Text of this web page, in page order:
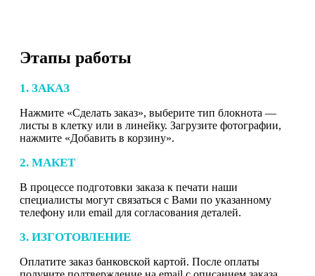
Этапы работы
1. ЗАКАЗ
Нажмите «Сделать заказ», выберите тип блокнота —
листы в клетку или в линейку. Загрузите фотографии,
нажмите «Добавить в корзину».
2. МАКЕТ
В процессе подготовки заказа к печати наши
специалисты могут связаться с Вами по указанному
телефону или email для согласования деталей.
3. ИЗГОТОВЛЕНИЕ
Оплатите заказ банковской картой. После оплаты